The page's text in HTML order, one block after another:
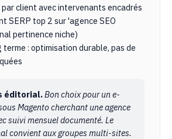
par client avec intervenants encadrés
SERP top 2 sur 'agence SEO
pertinence niche)
terme : optimisation durable, pas de
éditorial.Bon choix pour un e-
Magento cherchant une agence
suivi mensuel documenté. Le
convient aux groupes multi-sites.